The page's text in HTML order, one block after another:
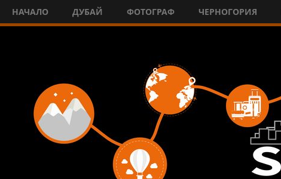
НАЧАЛО ДУБАЙ ФОТОГРАФ ЧЕРНОГОРИЯ